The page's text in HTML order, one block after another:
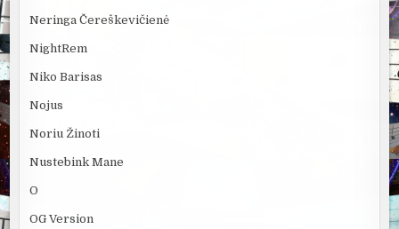
Neringa Čereškevičienė
NightRem
Niko Barisas
Nojus
Noriu Žinoti
Nustebink Mane
O
OG Version